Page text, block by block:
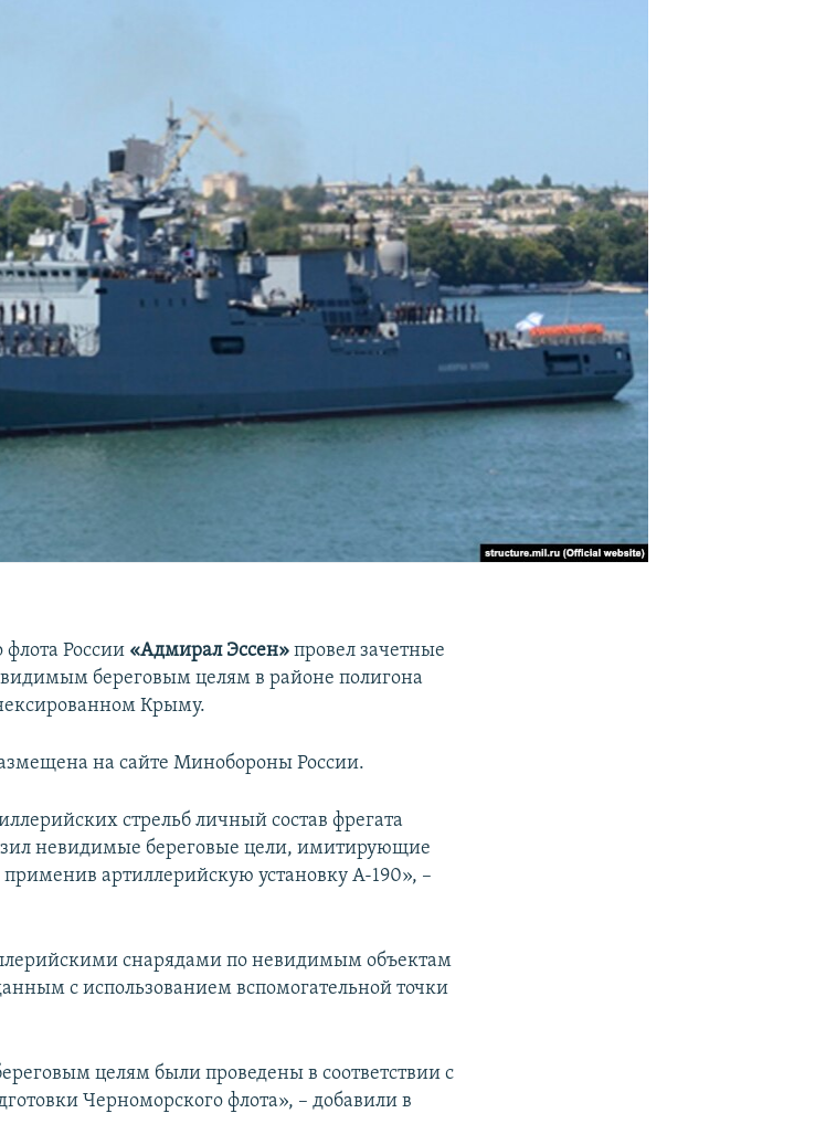
России «Адмирал Эссен» провел зачетные
береговым целям в районе полигона
Крыму.
на сайте Минобороны России.
стрельб личный состав фрегата
невидимые береговые цели, имитирующие
артиллерийскую установку А-190», –
снарядами по невидимым объектам
с использованием вспомогательной точки
целям были проведены в соответствии с
Черноморского флота», – добавили в